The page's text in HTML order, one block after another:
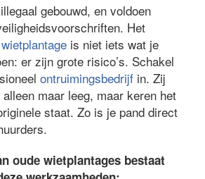
gebouwd, en voldoen
Het
is niet iets wat je
er zijn grote risico’s. Schakel
ontruimingsbedrijf in. Zij
maar leeg, maar keren het
staat. Zo is je pand direct
oude wietplantages bestaat